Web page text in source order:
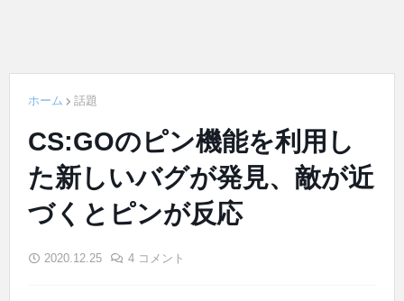
ホーム 話題
CS:GOのピン機能を利用し
た新しいバグが発見、敵が近
づくとピンが反応
2020.12.25 4 コメント